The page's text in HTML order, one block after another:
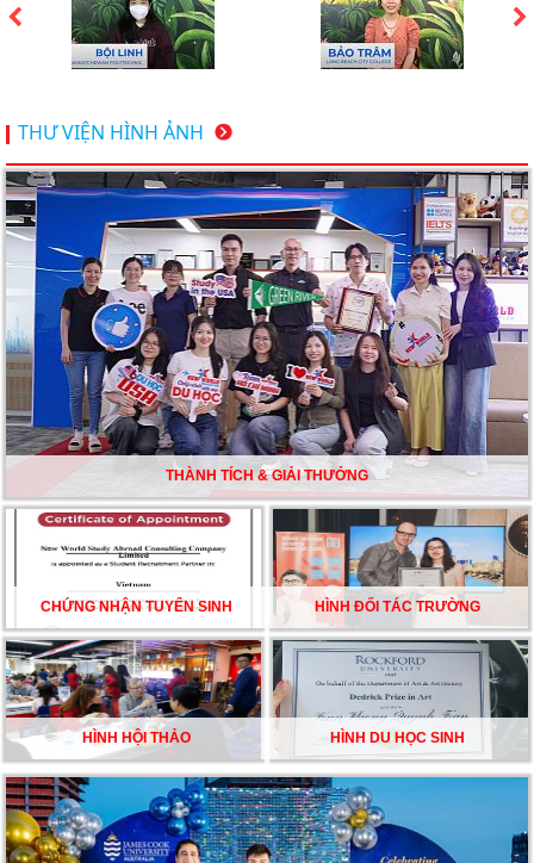
Du học Mỹ 2026 - Lấy bằng cử nhân lúc 20 tuổi cùng
chương trình High School Completion, Washington
bạn khám phá
Du học Mỹ năm 2026: Cơ hội học tập và trải nghiệm tại
nền giáo dục hàng đầu
TƯ VẤN DU HỌC TOÀN DIỆN – BƯỚC ĐỆM VỮNG
CHẮC TỪ NEW WORLD EDUCATION
DU HỌC ÚC DẦN TRỞ THÀNH LỰA CHỌN HÀNG
ĐẦU CỦA DU HỌC SINH NĂM 2026 – VÀ TẤT CẢ
ĐỀU CÓ LÝ DO!!
CHẠM GIẤC MƠ DU HỌC MỸ – BẮT ĐẦU TỪ NGÀY
HỘI GHI DANH & SĂN HỌC BỔNG KỲ SPRING 2026
THƯ VIỆN HÌNH ẢNH
THÀNH TÍCH & GIẢI THƯỞNG
CHỨNG NHẬN TUYỂN SINH HÌNH ĐỐI TÁC TRƯỜNG
HÌNH HỘI THẢO HÌNH DU HỌC SINH